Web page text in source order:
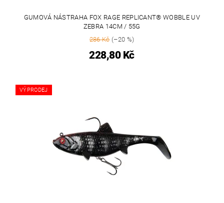
GUMOVÁ NÁSTRAHA FOX RAGE REPLICANT® WOBBLE UV
ZEBRA 14CM / 55G
286 Kč(–20 %)
228,80 Kč
VÝPRODEJ